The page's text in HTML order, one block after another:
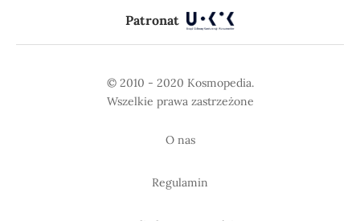
Patronat
© 2010 - 2020 Kosmopedia.
Wszelkie prawa zastrzeżone
O nas
Regulamin